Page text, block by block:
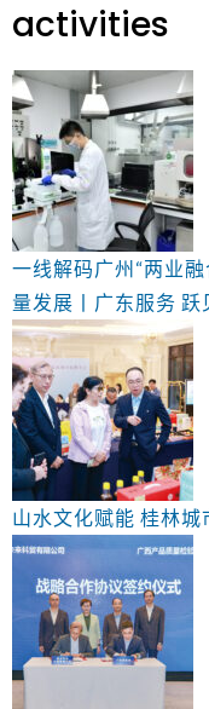
activities
一线解码广州“两业
量发展丨广东服务 跃
山水文化赋能 桂林城